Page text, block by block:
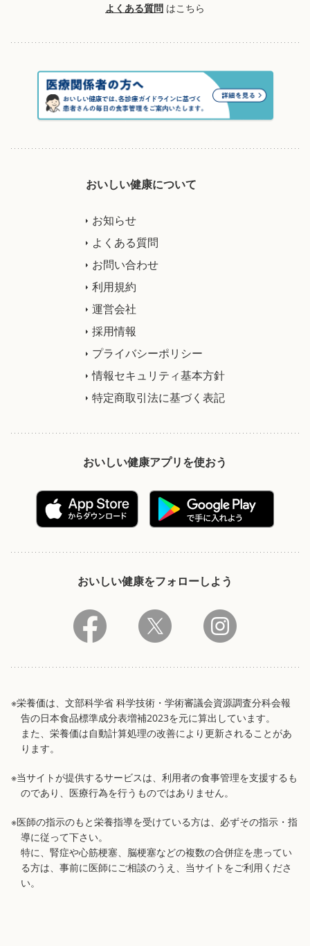
よくある質問 はこちら
おいしい健康について
お知らせ
よくある質問
お問い合わせ
利用規約
運営会社
採用情報
プライバシーポリシー
情報セキュリティ基本方針
特定商取引法に基づく表記
おいしい健康アプリを使おう
おいしい健康をフォローしよう
※栄養価は、文部科学省 科学技術・学術審議会資源調査分科会報
告の日本食品標準成分表増補2023を元に算出しています。
また、栄養価は自動計算処理の改善により更新されることがあ
ります。
※当サイトが提供するサービスは、利用者の食事管理を支援するも
のであり、医療行為を行うものではありません。
※医師の指示のもと栄養指導を受けている方は、必ずその指示・指
導に従って下さい。
特に、腎症や心筋梗塞、脳梗塞などの複数の合併症を患ってい
る方は、事前に医師にご相談のうえ、当サイトをご利用くださ
い。